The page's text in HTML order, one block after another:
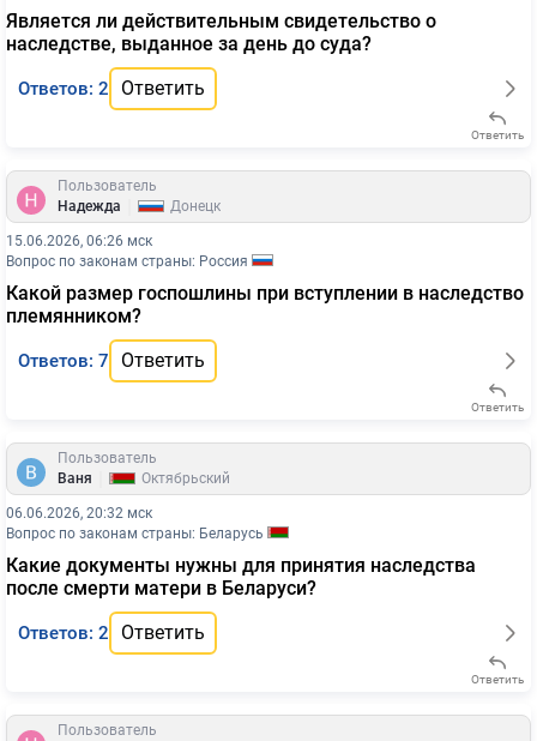
Является ли действительным свидетельство о
наследстве, выданное за день до суда?
Ответов: 2 Ответить
Ответить
Пользователь
Надежда
Донецк
15.06.2026, 06:26 мск
Вопрос по законам страны: Россия
Какой размер госпошлины при вступлении в наследство
племянником?
Ответов: 7 Ответить
Ответить
Пользователь
Ваня
Октябрьский
06.06.2026, 20:32 мск
Вопрос по законам страны: Беларусь
Какие документы нужны для принятия наследства
после смерти матери в Беларуси?
Ответов: 2 Ответить
Ответить
Пользователь